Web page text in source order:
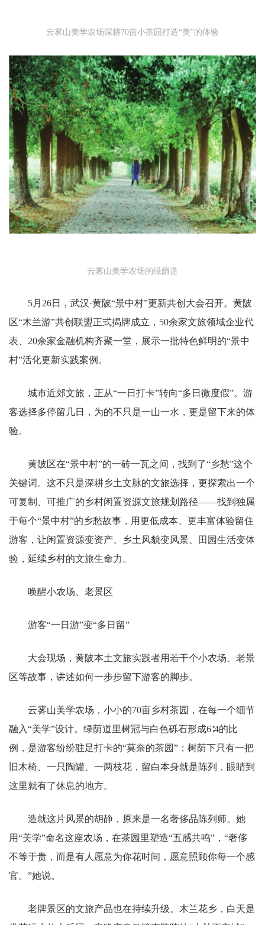
云雾山美学农场深耕70亩小茶园打造“美”的体验
云雾山美学农场的绿荫道
5月26日，武汉·黄陂“景中村”更新共创大会召开。黄陂
区“木兰游”共创联盟正式揭牌成立，50余家文旅领域企业代
表、20余家金融机构齐聚一堂，展示一批特色鲜明的“景中
村”活化更新实践案例。
城市近郊文旅，正从“一日打卡”转向“多日微度假”。游
客选择多停留几日，为的不只是一山一水，更是留下来的体
验。
黄陂区在“景中村”的一砖一瓦之间，找到了“乡愁”这个
关键词。这不只是深耕乡土文脉的文旅选择，更探索出一个
可复制、可推广的乡村闲置资源文旅规划路径——找到独属
于每个“景中村”的乡愁故事，用更低成本、更丰富体验留住
游客，让闲置资源变资产、乡土风貌变风景、田园生活变体
验，延续乡村的文旅生命力。
唤醒小农场、老景区
游客“一日游”变“多日留”
大会现场，黄陂本土文旅实践者用若干个小农场、老景
区等故事，讲述如何一步步留下游客的脚步。
云雾山美学农场，小小的70亩乡村茶园，在每一个细节
融入“美学”设计。绿荫道里树冠与白色砾石形成6∶4的比
例，是游客纷纷驻足打卡的“莫奈的茶园”；树荫下只有一把
旧木椅、一只陶罐、一两枝花，留白本身就是陈列，眼睛到
这里就有了休息的地方。
造就这片风景的胡静，原来是一名奢侈品陈列师。她
用“美学”命名这座农场，在茶园里塑造“五感共鸣”，“奢侈
不等于贵，而是有人愿意为你花时间，愿意照顾你每一个感
官。”她说。
老牌景区的文旅产品也在持续升级。木兰花乡，白天是